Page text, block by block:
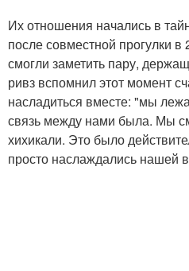
Их отношения начались в
после совместной прогулки
смогли заметить пару,
ривз вспомнил этот момент
насладиться вместе: "мы
связь между нами была. Мы
хихикали. Это было
просто наслаждались нашей